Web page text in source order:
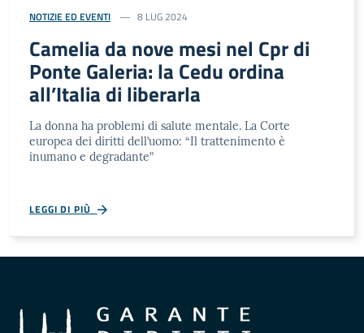
NOTIZIE ED EVENTI 8 LUG 2024
Camelia da nove mesi nel Cpr di
Ponte Galeria: la Cedu ordina
all’Italia di liberarla
La donna ha problemi di salute mentale. La Corte
europea dei diritti dell’uomo: “Il trattenimento è
inumano e degradante”
LEGGI DI PIÙ